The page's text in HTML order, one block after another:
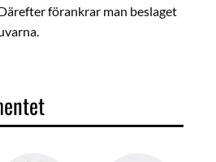
förankrar man beslaget